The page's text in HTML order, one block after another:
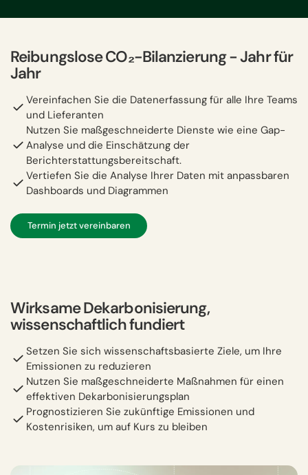
Reibungslose CO₂-Bilanzierung − Jahr für
Jahr
Vereinfachen Sie die Datenerfassung für alle Ihre Teams
und Lieferanten
Nutzen Sie maßgeschneiderte Dienste wie eine Gap-
Analyse und die Einschätzung der
Berichterstattungsbereitschaft.
Vertiefen Sie die Analyse Ihrer Daten mit anpassbaren
Dashboards und Diagrammen
Termin jetzt vereinbaren
Wirksame Dekarbonisierung,
wissenschaftlich fundiert
Setzen Sie sich wissenschaftsbasierte Ziele, um Ihre
Emissionen zu reduzieren
Nutzen Sie maßgeschneiderte Maßnahmen für einen
effektiven Dekarbonisierungsplan
Prognostizieren Sie zukünftige Emissionen und
Kostenrisiken, um auf Kurs zu bleiben